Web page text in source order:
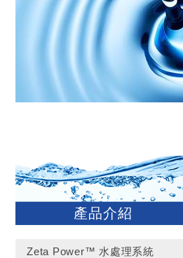
產品介紹
Zeta Power™ 水處理系統